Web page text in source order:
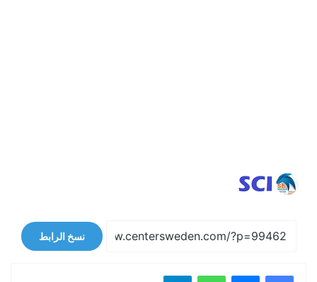
نسخ الرابط
فيسبوك واتساب